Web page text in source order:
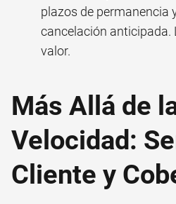
plazos de permanencia
cancelación anticipada.
valor.
Más Allá de
Velocidad:
Cliente y